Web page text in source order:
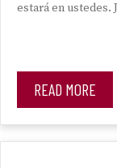
estará en ustedes.
READ MORE